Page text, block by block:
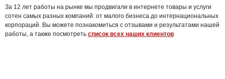
За 12 лет работы на рынке мы продвигали в интернете товары и услуги
сотен самых разных компаний: от малого бизнеса до интернациональных
корпораций. Вы можете познакомиться с отзывами и результатами нашей
работы, а также посмотреть список всех наших клиентов